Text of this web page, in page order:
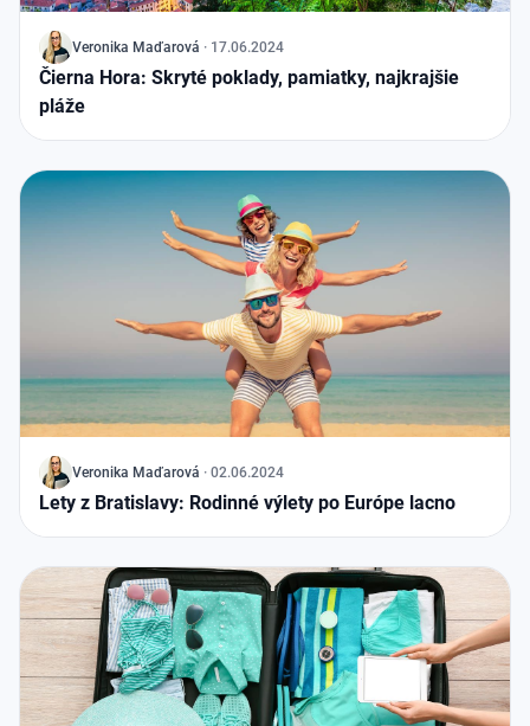
J Veronika Maďarová · 17.06.2024
Čierna Hora: Skryté poklady, pamiatky, najkrajšie
pláže
J Veronika Maďarová · 02.06.2024
Lety z Bratislavy: Rodinné výlety po Európe lacno